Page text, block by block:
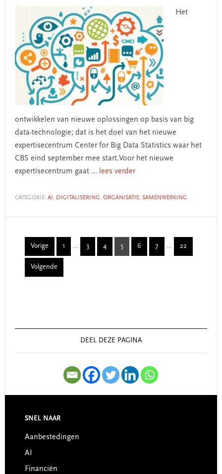
Het
ontwikkelen van nieuwe oplossingen op basis van big
data-technologie; dat is het doel van het nieuwe
expertisecentrum Center for Big Data Statistics waar het
CBS eind september mee start.Voor het nieuwe
expertisecentrum gaat ... lees verder
CATEGORIE: AI , DIGITALISERING, ORGANISATIE, SAMENWERKING
Vorige Page
1
Interim
pages
… Page
3 Page
4 Page
5 Page
6 Page
7
Interim
pages
… Page
22
Volgende
Sidebar
DEEL DEZE PAGINA
Footer
SNEL NAAR
Aanbestedingen
AI
Financiën